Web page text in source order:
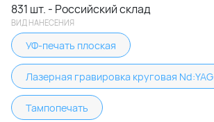
831 шт. - Российский склад
ВИД НАНЕСЕНИЯ
УФ-печать плоская
Лазерная гравировка круговая Nd:YAG
Тампопечать